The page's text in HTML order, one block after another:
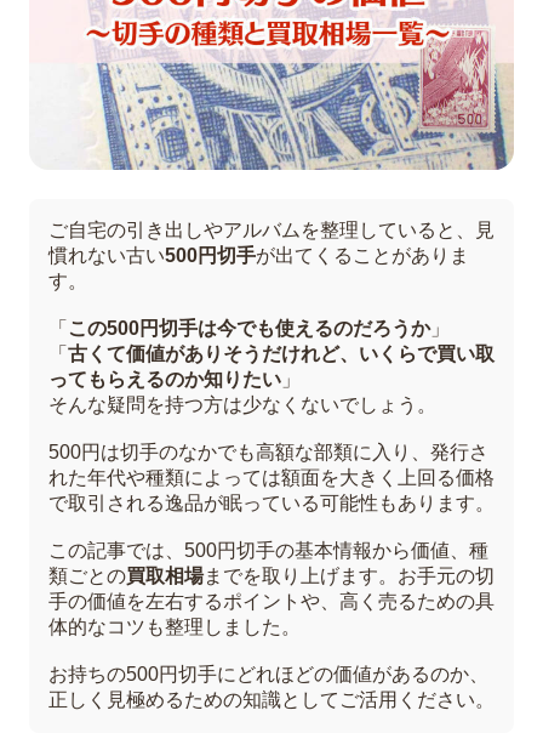
ご自宅の引き出しやアルバムを整理していると、見
慣れない古い500円切手が出てくることがありま
す。
「 この500円切手は今でも使えるのだろうか」
「 古くて価値がありそうだけれど、いくらで買い取
ってもらえるのか知りたい 」
そんな疑問を持つ方は少なくないでしょう。
500円は切手のなかでも高額な部類に入り、発行さ
れた年代や種類によっては額面を大きく上回る価格
で取引される逸品が眠っている可能性もあります。
この記事では、500円切手の基本情報から価値、種
類ごとの買取相場までを取り上げます。お手元の切
手の価値を左右するポイントや、高く売るための具
体的なコツも整理しました。
お持ちの500円切手にどれほどの価値があるのか、
正しく見極めるための知識としてご活用ください。